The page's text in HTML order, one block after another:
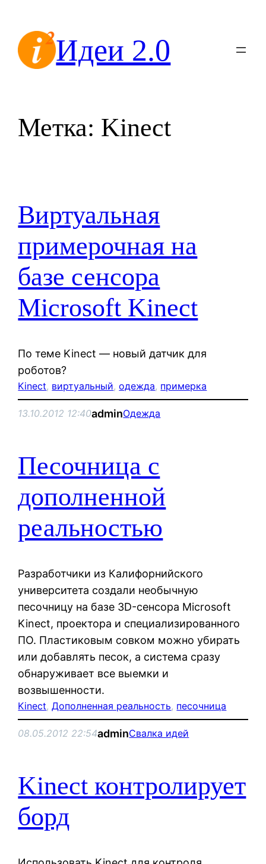
содержимомуИдеи 2.0
Метка: Kinect
Виртуальная
примерочная на
базе сенсора
Microsoft Kinect
По теме Kinect — новый датчик для
роботов?
Kinect, виртуальный, одежда, примерка
13.10.2012 12:40adminОдежда
Песочница с
дополненной
реальностью
Разработчики из Калифорнийского
университета создали необычную
песочницу на базе 3D-сенсора Microsoft
Kinect, проектора и специализированного
ПО. Пластиковым совком можно убирать
или добавлять песок, а система сразу
обнаруживает все выемки и
возвышенности.
Kinect, Дополненная реальность, песочница
08.05.2012 22:54adminСвалка идей
Kinect контролирует
борд